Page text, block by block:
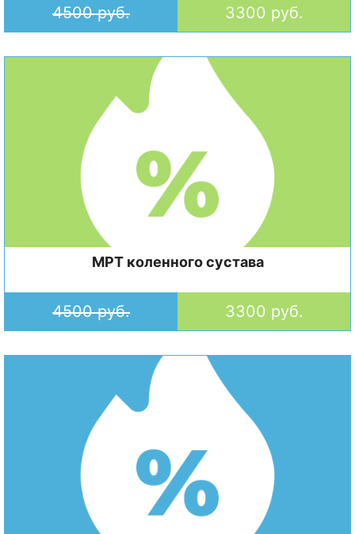
4500 руб. 3300 руб.
МРТ коленного сустава
4500 руб. 3300 руб.